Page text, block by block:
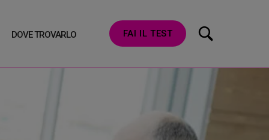
DOVE TROVARLO FAI IL TEST